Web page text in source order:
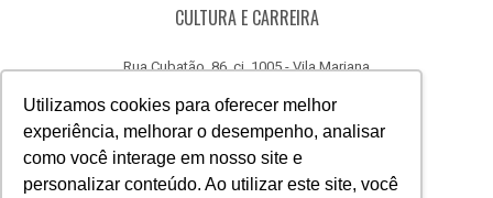
Utilizamos cookies para oferecer melhor
experiência, melhorar o desempenho, analisar
como você interage em nosso site e
personalizar conteúdo. Ao utilizar este site, você
CULTURA E CARREIRA
Rua Cubatão, 86, cj. 1005 - Vila Mariana
CÓDIGO DE ÉTICA
CANAL DE DENÚNCIAS